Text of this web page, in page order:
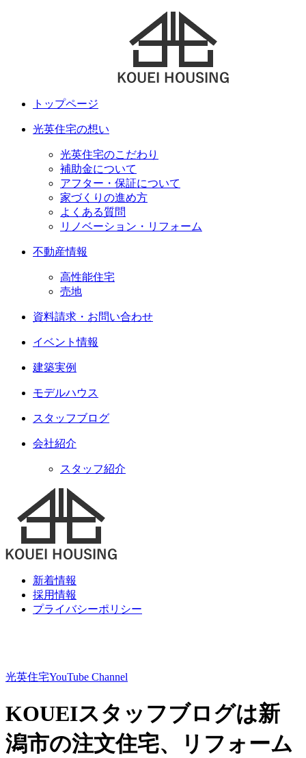
トップページ
光英住宅の想い
光英住宅のこだわり
補助金について
アフター・保証について
家づくりの進め方
よくある質問
リノベーション・リフォーム
不動産情報
高性能住宅
売地
資料請求・お問い合わせ
イベント情報
建築実例
モデルハウス
スタッフブログ
会社紹介
スタッフ紹介
新着情報
採用情報
プライバシーポリシー
光英住宅YouTube Channel
KOUEIスタッフブログは新
潟市の注文住宅、リフォーム